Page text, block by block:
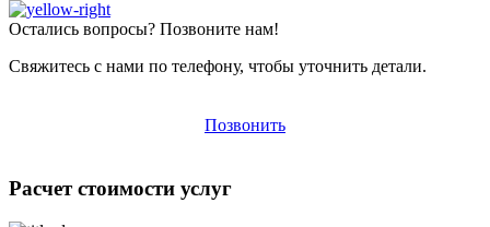
Остались вопросы? Позвоните нам!
Свяжитесь с нами по телефону, чтобы уточнить детали.
Позвонить
Расчет стоимости услуг